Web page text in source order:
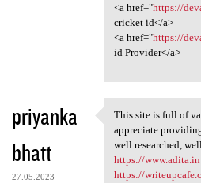
<a href="https://
cricket id</a>
<a href="https://
id Provider</a>
priyanka
bhatt
27.05.2023
This site is full
This site is full of
appreciate
well researched,
https://www.adita.in
https://